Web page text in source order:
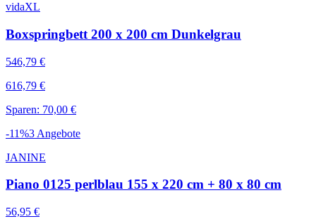
vidaXL
Boxspringbett 200 x 200 cm Dunkelgrau
546,79 €
616,79 €
Sparen: 70,00 €
-11%3 Angebote
JANINE
Piano 0125 perlblau 155 x 220 cm + 80 x 80 cm
56,95 €